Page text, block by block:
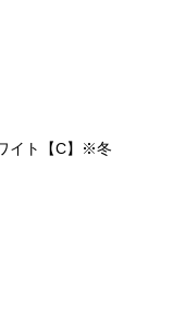
イト【C】※冬